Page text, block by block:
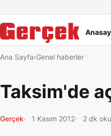
Ana Sayfa Genel haberler
Taksim'de
Gerçek 1 Kasım 2012 2 dk